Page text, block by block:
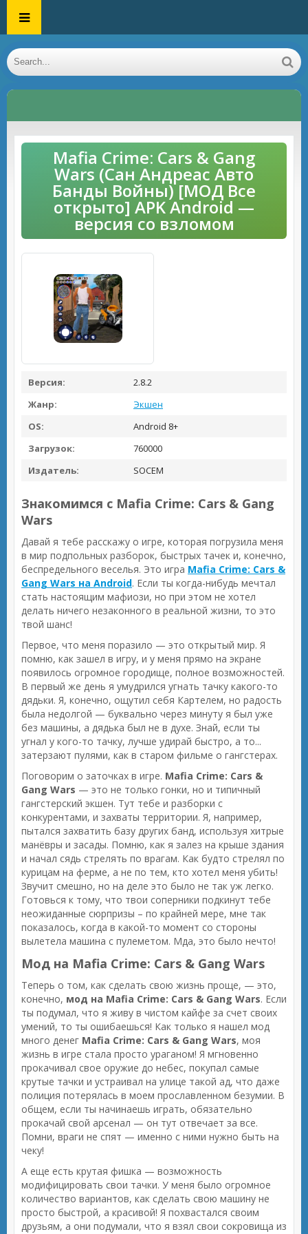
Mafia Crime: Cars & Gang
Wars (Сан Андреас Авто
Банды Войны) [МОД Все
открыто] APK Android —
версия со взломом
Версия:
2.8.2
Жанр:
Экшен
OS:
Android 8+
Загрузок:
760000
Издатель:
SOCEM
Знакомимся с Mafia Crime: Cars & Gang
Wars
Давай я тебе расскажу о игре, которая погрузила меня
в мир подпольных разборок, быстрых тачек и, конечно,
беспредельного веселья. Это игра Mafia Crime: Cars &
Gang Wars на Android. Если ты когда-нибудь мечтал
стать настоящим мафиози, но при этом не хотел
делать ничего незаконного в реальной жизни, то это
твой шанс!
Первое, что меня поразило — это открытый мир. Я
помню, как зашел в игру, и у меня прямо на экране
появилось огромное городище, полное возможностей.
В первый же день я умудрился угнать тачку какого-то
дядьки. Я, конечно, ощутил себя Картелем, но радость
была недолгой — буквально через минуту я был уже
без машины, а дядька был не в духе. Знай, если ты
угнал у кого-то тачку, лучше удирай быстро, а то...
затерзают пулями, как в старом фильме о гангстерах.
Поговорим о заточках в игре. Mafia Crime: Cars &
Gang Wars — это не только гонки, но и типичный
гангстерский экшен. Тут тебе и разборки с
конкурентами, и захваты территории. Я, например,
пытался захватить базу других банд, используя хитрые
манёвры и засады. Помню, как я залез на крыше здания
и начал сядь стрелять по врагам. Как будто стрелял по
курицам на ферме, а не по тем, кто хотел меня убить!
Звучит смешно, но на деле это было не так уж легко.
Готовься к тому, что твои соперники подкинут тебе
неожиданные сюрпризы – по крайней мере, мне так
показалось, когда в какой-то момент со стороны
вылетела машина с пулеметом. Мда, это было нечто!
Мод на Mafia Crime: Cars & Gang Wars
Теперь о том, как сделать свою жизнь проще, — это,
конечно, мод на Mafia Crime: Cars & Gang Wars. Если
ты подумал, что я живу в чистом кайфе за счет своих
умений, то ты ошибаешься! Как только я нашел мод
много денег Mafia Crime: Cars & Gang Wars, моя
жизнь в игре стала просто ураганом! Я мгновенно
прокачивал свое оружие до небес, покупал самые
крутые тачки и устраивал на улице такой ад, что даже
полиция потерялась в моем прославленном безумии. В
общем, если ты начинаешь играть, обязательно
прокачай свой арсенал — он тут отвечает за все.
Помни, враги не спят — именно с ними нужно быть на
чеку!
А еще есть крутая фишка — возможность
модифицировать свои тачки. У меня было огромное
количество вариантов, как сделать свою машину не
просто быстрой, а красивой! Я похвастался своим
друзьям, а они подумали, что я взял свои сокровища из